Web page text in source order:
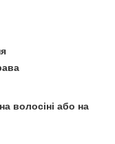
волосіні або на